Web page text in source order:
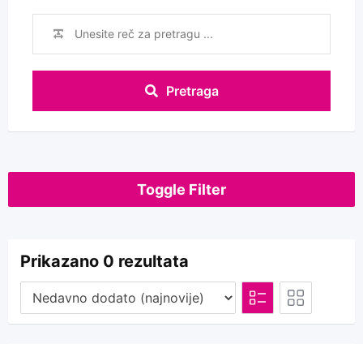
Pretraga
Toggle Filter
Prikazano 0 rezultata